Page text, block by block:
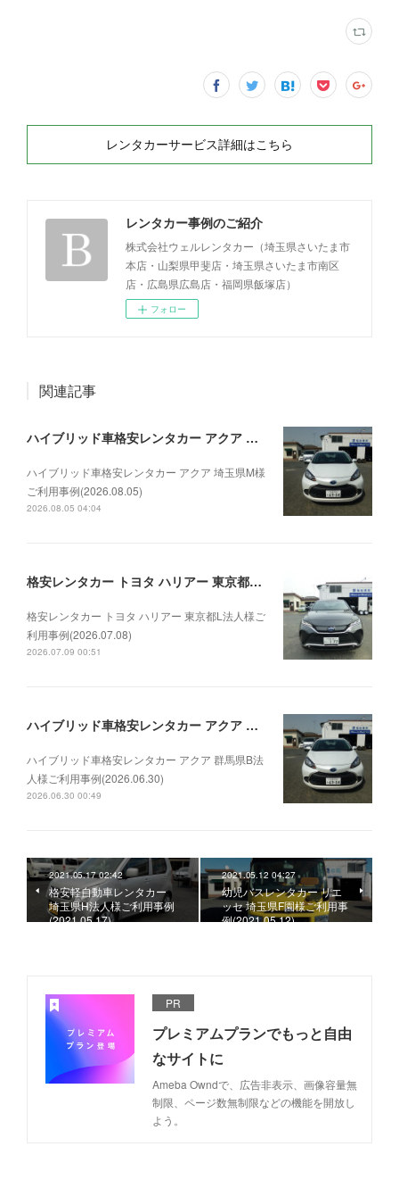
レンタカーサービス詳細はこちら
レンタカー事例のご紹介
株式会社ウェルレンタカー（埼玉県さいたま市
本店・山梨県甲斐店・埼玉県さいたま市南区
店・広島県広島店・福岡県飯塚店）
フォロー
関連記事
ハイブリッド車格安レンタカー アクア 埼玉県M様ご利用事例(2026.08.05)
ハイブリッド車格安レンタカー アクア 埼玉県M様
ご利用事例(2026.08.05)
2026.08.05 04:04
格安レンタカー トヨタ ハリアー 東京都L法人様ご利用事例(2026.07.08)
格安レンタカー トヨタ ハリアー 東京都L法人様ご
利用事例(2026.07.08)
2026.07.09 00:51
ハイブリッド車格安レンタカー アクア 群馬県B法人様ご利用事例(2026.06.30)
ハイブリッド車格安レンタカー アクア 群馬県B法
人様ご利用事例(2026.06.30)
2026.06.30 00:49
2021.05.17 02:42
格安軽自動車レンタカー
埼玉県H法人様ご利用事例
(2021.05.17)
2021.05.12 04:27
幼児バスレンタカー リエ
ッセ 埼玉県F園様ご利用事
例(2021.05.12)
PR
プレミアムプランでもっと自由
なサイトに
Ameba Owndで、広告非表示、画像容量無
制限、ページ数無制限などの機能を開放し
よう。